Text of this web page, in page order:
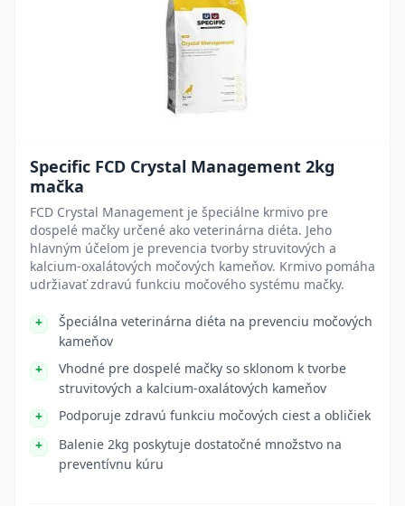
Specific FCD Crystal Management 2kg
mačka
FCD Crystal Management je špeciálne krmivo pre
dospelé mačky určené ako veterinárna diéta. Jeho
hlavným účelom je prevencia tvorby struvitových a
kalcium-oxalátových močových kameňov. Krmivo pomáha
udržiavať zdravú funkciu močového systému mačky.
Špeciálna veterinárna diéta na prevenciu močových
kameňov
Vhodné pre dospelé mačky so sklonom k tvorbe
struvitových a kalcium-oxalátových kameňov
Podporuje zdravú funkciu močových ciest a obličiek
Balenie 2kg poskytuje dostatočné množstvo na
preventívnu kúru